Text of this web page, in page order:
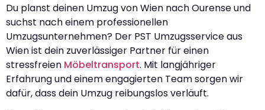
Du planst deinen Umzug von Wien nach Ourense und
suchst nach einem professionellen
Umzugsunternehmen? Der PST Umzugsservice aus
Wien ist dein zuverlässiger Partner für einen
stressfreien Möbeltransport. Mit langjähriger
Erfahrung und einem engagierten Team sorgen wir
dafür, dass dein Umzug reibungslos verläuft.